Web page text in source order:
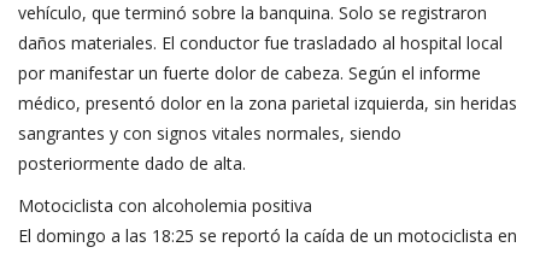
vehículo, que terminó sobre la banquina. Solo se registraron
daños materiales. El conductor fue trasladado al hospital local
por manifestar un fuerte dolor de cabeza. Según el informe
médico, presentó dolor en la zona parietal izquierda, sin heridas
sangrantes y con signos vitales normales, siendo
posteriormente dado de alta.
Motociclista con alcoholemia positiva
El domingo a las 18:25 se reportó la caída de un motociclista en